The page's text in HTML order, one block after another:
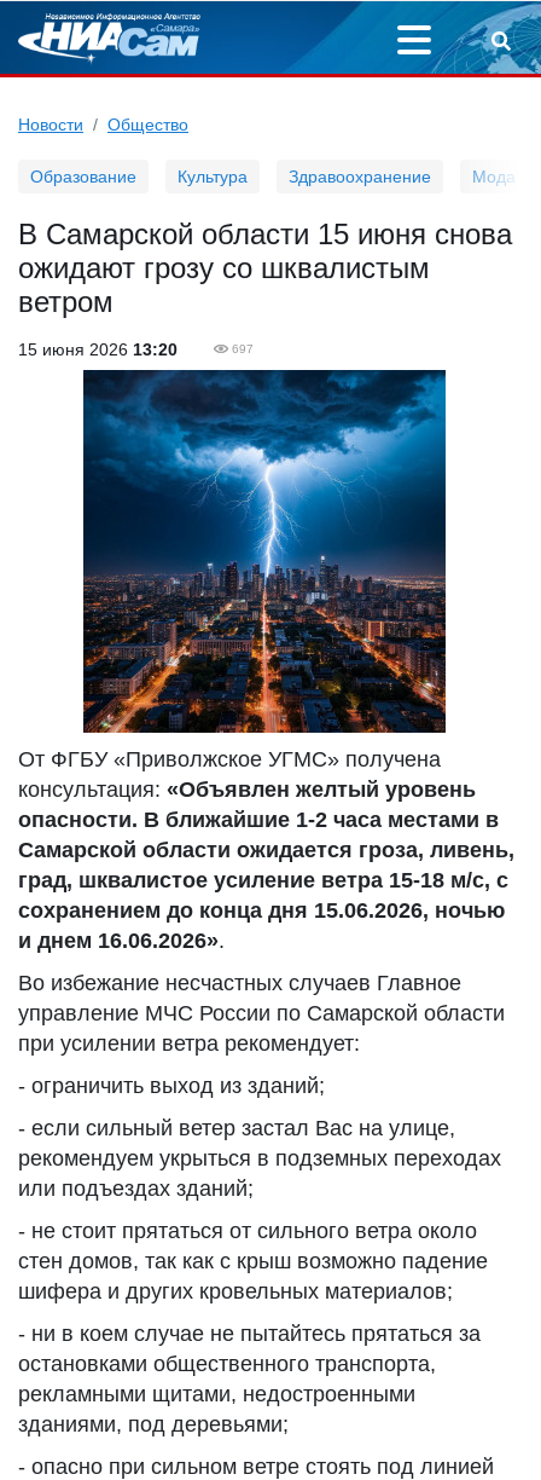
Новости Общество
Образование Культура Здравоохранение Мода
В Самарской области 15 июня снова
ожидают грозу со шквалистым
ветром
15 июня 2026 13:20 697
От ФГБУ «Приволжское УГМС» получена
консультация: «Объявлен желтый уровень
опасности. В ближайшие 1-2 часа местами в
Самарской области ожидается гроза, ливень,
град, шквалистое усиление ветра 15-18 м/с, с
сохранением до конца дня 15.06.2026, ночью
и днем 16.06.2026».
Во избежание несчастных случаев Главное
управление МЧС России по Самарской области
при усилении ветра рекомендует:
- ограничить выход из зданий;
- если сильный ветер застал Вас на улице,
рекомендуем укрыться в подземных переходах
или подъездах зданий;
- не стоит прятаться от сильного ветра около
стен домов, так как с крыш возможно падение
шифера и других кровельных материалов;
- ни в коем случае не пытайтесь прятаться за
остановками общественного транспорта,
рекламными щитами, недостроенными
зданиями, под деревьями;
- опасно при сильном ветре стоять под линией